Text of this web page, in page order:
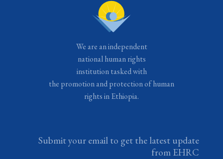
We are an independent
national human rights
institution tasked with
the promotion and protection of human
rights in Ethiopia.
Submit your email to get the latest update
from EHRC